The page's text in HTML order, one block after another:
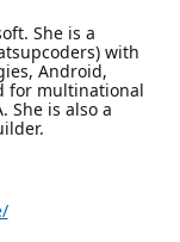
She is a
with
Android,
for multinational
She is also a